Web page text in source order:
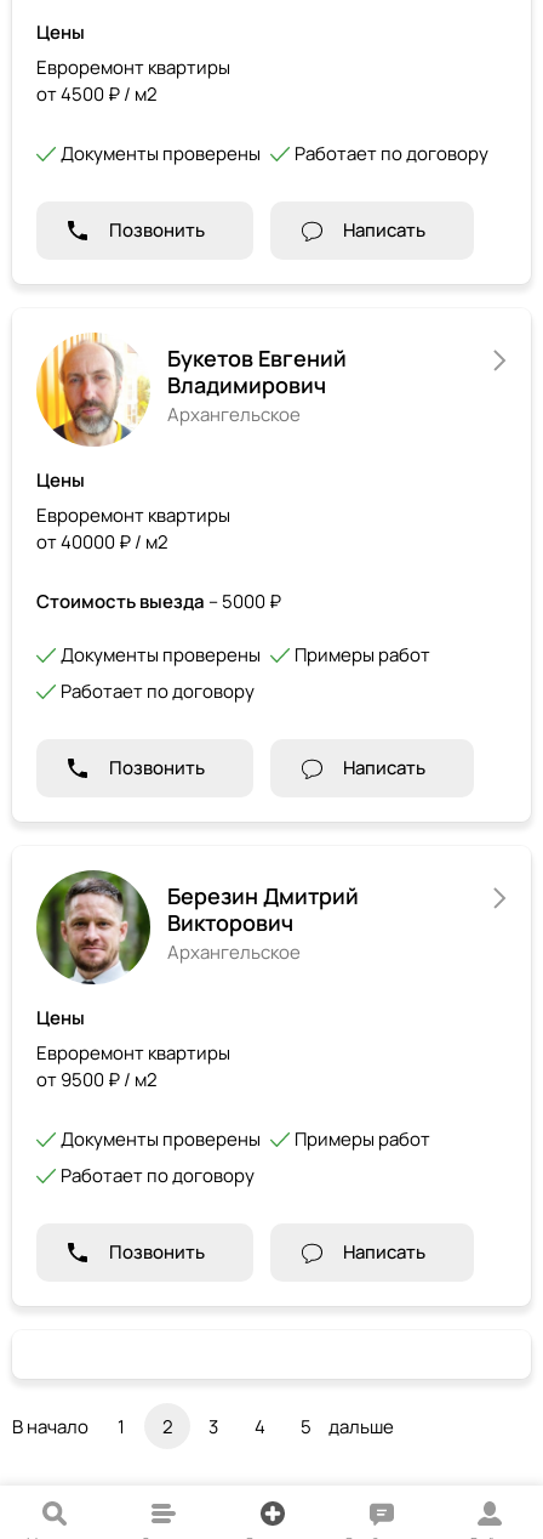
Цены
Евроремонт квартиры
от 4500 ₽ / м2
Документы проверены Работает по договору
Позвонить Написать
Букетов Евгений
Владимирович
Архангельское
Цены
Евроремонт квартиры
от 40000 ₽ / м2
Стоимость выезда – 5000 ₽
Документы проверены
Примеры работ
Работает по договору
Позвонить Написать
Березин Дмитрий
Викторович
Архангельское
Цены
Евроремонт квартиры
от 9500 ₽ / м2
Документы проверены
Примеры работ
Работает по договору
Позвонить Написать
В начало 1 2 3 4 5 дальше